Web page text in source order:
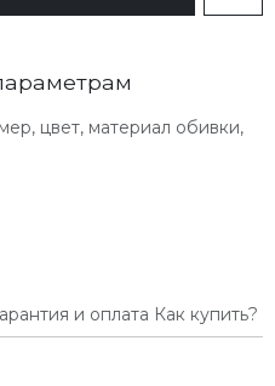
цвет, материал обивки,
и оплата Как купить?